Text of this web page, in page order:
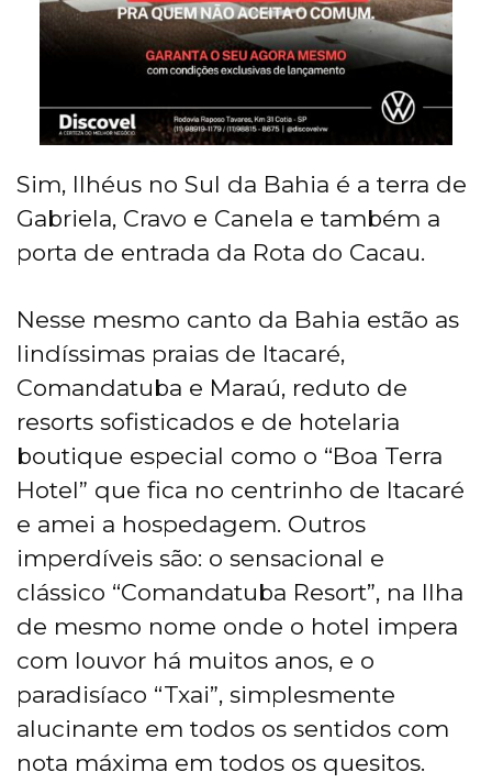
Sim, Ilhéus no Sul da Bahia é a terra de
Gabriela, Cravo e Canela e também a
porta de entrada da Rota do Cacau.
Nesse mesmo canto da Bahia estão as
lindíssimas praias de Itacaré,
Comandatuba e Maraú, reduto de
resorts sofisticados e de hotelaria
boutique especial como o “Boa Terra
Hotel” que fica no centrinho de Itacaré
e amei a hospedagem. Outros
imperdíveis são: o sensacional e
clássico “Comandatuba Resort”, na Ilha
de mesmo nome onde o hotel impera
com louvor há muitos anos, e o
paradisíaco “Txai”, simplesmente
alucinante em todos os sentidos com
nota máxima em todos os quesitos.